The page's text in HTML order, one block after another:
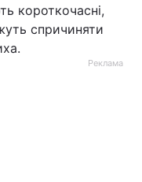
короткочасні,
спричиняти
Реклама